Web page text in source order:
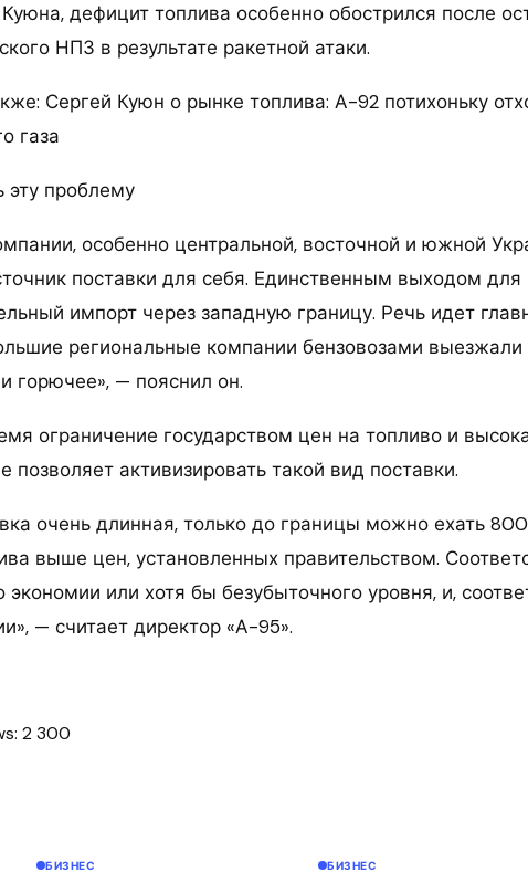
дефицит топлива особенно обострился после
НПЗ в результате ракетной атаки.
Сергей Куюн о рынке топлива: А-92 потихоньку
газа
эту проблему
особенно центральной, восточной и южной
поставки для себя. Единственным выходом для
импорт через западную границу. Речь идет
региональные компании бензовозами выезжали
горючее», — пояснил он.
ограничение государством цен на топливо и
позволяет активизировать такой вид поставки.
очень длинная, только до границы можно ехать
выше цен, установленных правительством.
экономии или хотя бы безубыточного уровня, и,
— считает директор «А-95».
2 300
БИЗНЕС БИЗНЕС